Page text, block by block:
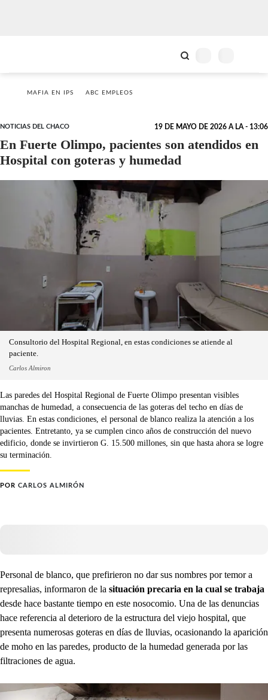
MAFIA EN IPS ABC EMPLEOS
NOTICIAS DEL CHACO 19 DE MAYO DE 2026 A LA - 13:06
En Fuerte Olimpo, pacientes son atendidos en
Hospital con goteras y humedad
Consultorio del Hospital Regional, en estas condiciones se atiende al
paciente.
Carlos Almiron
Las paredes del Hospital Regional de Fuerte Olimpo presentan visibles
manchas de humedad, a consecuencia de las goteras del techo en días de
lluvias. En estas condiciones, el personal de blanco realiza la atención a los
pacientes. Entretanto, ya se cumplen cinco años de construcción del nuevo
edificio, donde se invirtieron G. 15.500 millones, sin que hasta ahora se logre
su terminación.
POR CARLOS ALMIRÓN
Personal de blanco, que prefirieron no dar sus nombres por temor a
represalias, informaron de la situación precaria en la cual se trabaja
desde hace bastante tiempo en este nosocomio. Una de las denuncias
hace referencia al deterioro de la estructura del viejo hospital, que
presenta numerosas goteras en días de lluvias, ocasionando la aparición
de moho en las paredes, producto de la humedad generada por las
filtraciones de agua.